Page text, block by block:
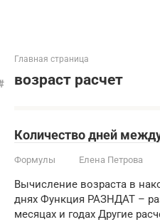
Главная страница
возраст расчет
Количество дней
Формулы Елена Петрова
Вычисление возраста в
днях Функция РАЗНДАТ –
месяцах и годах Другие